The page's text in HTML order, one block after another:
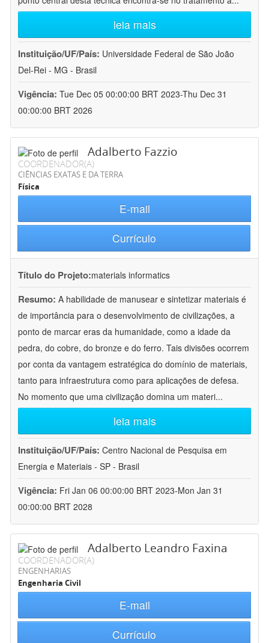
leia mais
Instituição/UF/País: Universidade Federal de São João
Del-Rei - MG - Brasil
Vigência: Tue Dec 05 00:00:00 BRT 2023-Thu Dec 31
00:00:00 BRT 2026
Adalberto Fazzio
COORDENADOR(A)
CIÊNCIAS EXATAS E DA TERRA
Física
E-mail
Currículo
Título do Projeto:materials informatics
Resumo: A habilidade de manusear e sintetizar materiais é
de importância para o desenvolvimento de civilizações, a
ponto de marcar eras da humanidade, como a idade da
pedra, do cobre, do bronze e do ferro. Tais divisões ocorrem
por conta da vantagem estratégica do domínio de materiais,
tanto para infraestrutura como para aplicações de defesa.
No momento que uma civilização domina um materi...
leia mais
Instituição/UF/País: Centro Nacional de Pesquisa em
Energia e Materiais - SP - Brasil
Vigência: Fri Jan 06 00:00:00 BRT 2023-Mon Jan 31
00:00:00 BRT 2028
Adalberto Leandro Faxina
COORDENADOR(A)
ENGENHARIAS
Engenharia Civil
E-mail
Currículo